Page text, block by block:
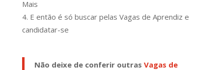
Mais
E então é só buscar pelas Vagas de Aprendiz e
candidatar-se
Não deixe de conferir outras Vagas de